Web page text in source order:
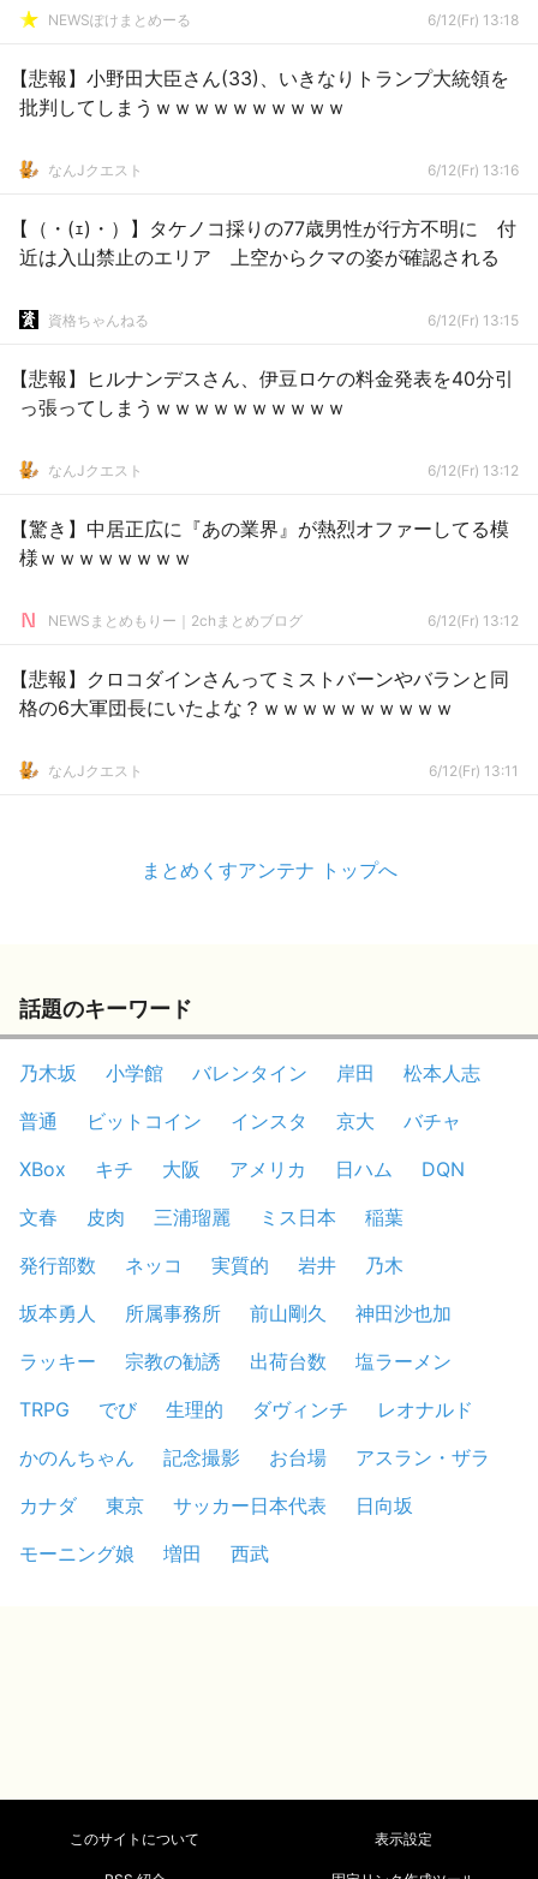
NEWSぽけまとめーる 6/12(Fr) 13:18
【悲報】小野田大臣さん(33)、いきなりトランプ大統領を
批判してしまうｗｗｗｗｗｗｗｗｗｗ
なんJクエスト 6/12(Fr) 13:16
【（・(ｪ)・）】タケノコ採りの77歳男性が行方不明に 付
近は入山禁止のエリア 上空からクマの姿が確認される
資格ちゃんねる 6/12(Fr) 13:15
【悲報】ヒルナンデスさん、伊豆ロケの料金発表を40分引
っ張ってしまうｗｗｗｗｗｗｗｗｗｗ
なんJクエスト 6/12(Fr) 13:12
【驚き】中居正広に『あの業界』が熱烈オファーしてる模
様ｗｗｗｗｗｗｗｗ
NEWSまとめもりー｜2chまとめブログ 6/12(Fr) 13:12
【悲報】クロコダインさんってミストバーンやバランと同
格の6大軍団長にいたよな？ｗｗｗｗｗｗｗｗｗｗ
なんJクエスト 6/12(Fr) 13:11
まとめくすアンテナ トップへ
話題のキーワード
乃木坂 小学館 バレンタイン 岸田
松本人志
普通
ビットコイン インスタ 京大
バチャ
XBox
キチ 大阪 アメリカ 日ハム
DQN
文春
皮肉 三浦瑠麗 ミス日本
稲葉
発行部数
ネッコ 実質的 岩井
乃木
坂本勇人
所属事務所 前山剛久
神田沙也加
ラッキー
宗教の勧誘 出荷台数
塩ラーメン
TRPG
でび 生理的 ダヴィンチ
レオナルド
かのんちゃん
記念撮影 お台場
アスラン・ザラ
カナダ
東京 サッカー日本代表
日向坂
モーニング娘
増田 西武
このサイトについて 表示設定